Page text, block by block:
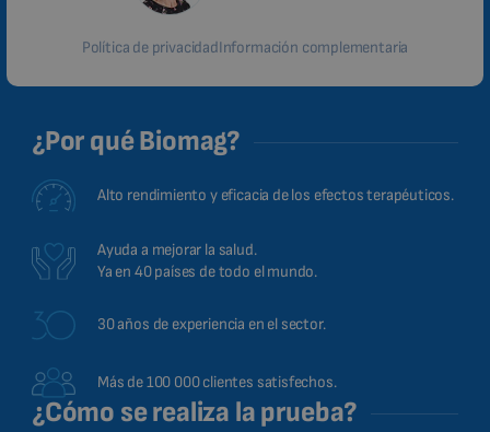
Política de privacidadInformación complementaria
¿Por qué Biomag?
Alto rendimiento y eficacia de los efectos terapéuticos.
Ayuda a mejorar la salud.
Ya en 40 países de todo el mundo.
30 años de experiencia en el sector.
Más de 100 000 clientes satisfechos.
¿Cómo se realiza la prueba?